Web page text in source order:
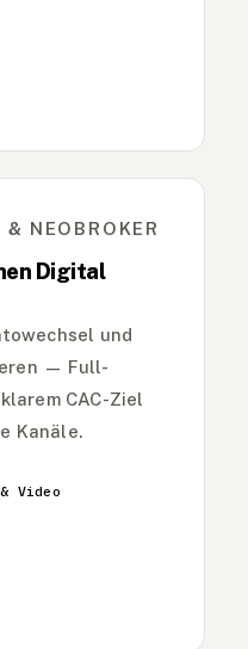
NEOBROKER
Digital
und
— Full-
CAC-Ziel
Kanäle.
Video